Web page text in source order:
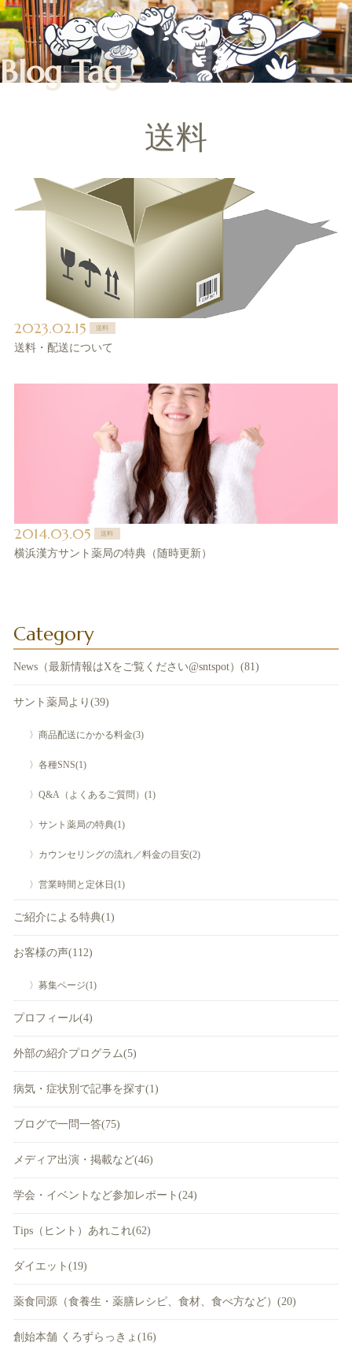
Blog Tag
送料
2023.02.15 送料
送料・配送について
2014.03.05 送料
横浜漢方サント薬局の特典（随時更新）
Category
News（最新情報はXをご覧ください@sntspot）(81)
サント薬局より(39)
〉商品配送にかかる料金(3)
〉各種SNS(1)
〉Q&A（よくあるご質問）(1)
〉サント薬局の特典(1)
〉カウンセリングの流れ／料金の目安(2)
〉営業時間と定休日(1)
ご紹介による特典(1)
お客様の声(112)
〉募集ページ(1)
プロフィール(4)
外部の紹介プログラム(5)
病気・症状別で記事を探す(1)
ブログで一問一答(75)
メディア出演・掲載など(46)
学会・イベントなど参加レポート(24)
Tips（ヒント）あれこれ(62)
ダイエット(19)
薬食同源（食養生・薬膳レシピ、食材、食べ方など）(20)
創始本舗 くろずらっきょ(16)